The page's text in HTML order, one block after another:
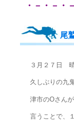
・－・－・
尾
３月２７日
久しぶりの九
津市のOさん
言うことで、